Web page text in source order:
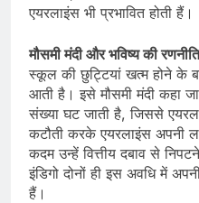
एयरलाइंस भी प्रभावित होती हैं।
मौसमी मंदी और भविष्य की रणनीति
स्कूल की छुट्टियां खत्म होने के
आती है। इसे मौसमी मंदी कहा
संख्या घट जाती है, जिससे
कटौती करके एयरलाइंस अपनी
कदम उन्हें वित्तीय दबाव से
इंडिगो दोनों ही इस अवधि में
हैं।